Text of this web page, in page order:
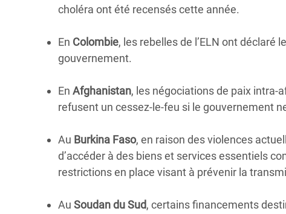
choléra ont été recensés cette année.
En Colombie, les rebelles de l’ELN ont déclaré
gouvernement.
En Afghanistan, les négociations de paix intra-
refusent un cessez-le-feu si le gouvernement
Au Burkina Faso, en raison des violences
d’accéder à des biens et services essentiels
restrictions en place visant à prévenir la
Au Soudan du Sud, certains financements